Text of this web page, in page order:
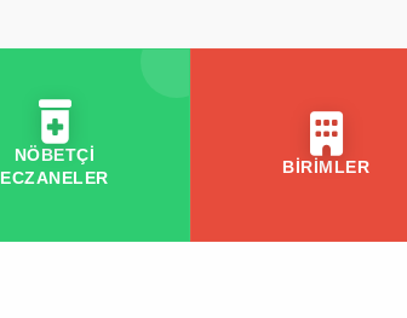
NÖBETÇİ
ECZANELER
BİRİMLER